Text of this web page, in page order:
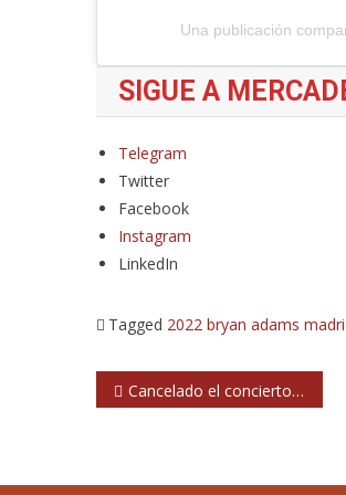
Una publicación
SIGUE A
Telegram
Twitter
Facebook
Instagram
LinkedIn
Tagged 2022 bryan adams
Navegación
Cancelado el concierto de Aerosmith en Madrid